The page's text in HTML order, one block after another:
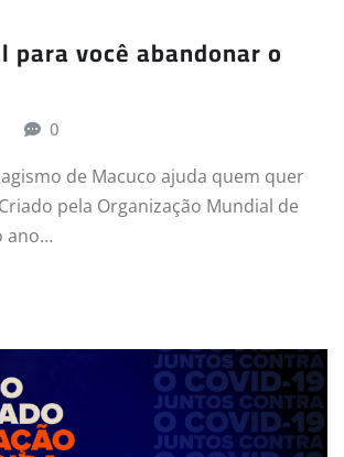
para você abandonar o
0
de Macuco ajuda quem quer
pela Organização Mundial de
ano…